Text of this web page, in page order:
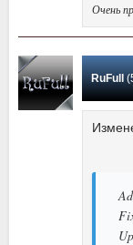
Очень
RuFull